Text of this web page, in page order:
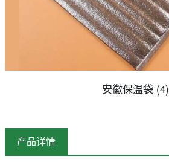
安徽保温袋 (4)
产品详情